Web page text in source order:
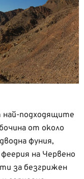
най-подходящите
от около
фуния,
на Червено
за безгрижен